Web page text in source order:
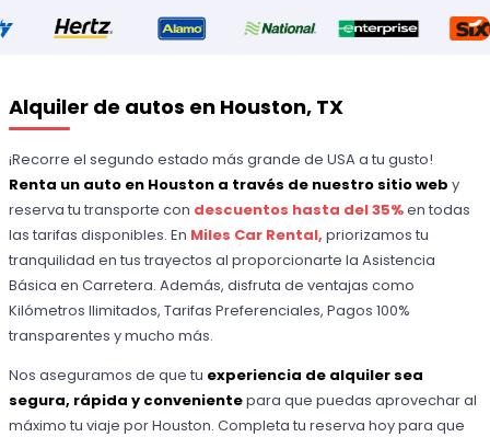
Alquiler de autos en Houston, TX
¡Recorre el segundo estado más grande de USA a tu gusto!
Renta un auto en Houston a través de nuestro sitio web y
reserva tu transporte con descuentos hasta del 35%en todas
las tarifas disponibles. En Miles Car Rental,priorizamos tu
tranquilidad en tus trayectos al proporcionarte la Asistencia
Básica en Carretera. Además, disfruta de ventajas como
Kilómetros Ilimitados, Tarifas Preferenciales, Pagos 100%
transparentes y mucho más.
Nos aseguramos de que tu experiencia de alquiler sea
segura, rápida y convenientepara que puedas aprovechar al
máximo tu viaje por Houston. Completa tu reserva hoy para que